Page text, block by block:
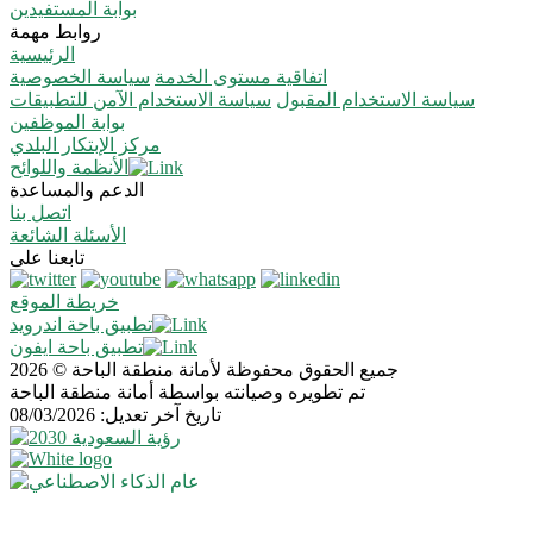
بوابة المستفيدين
روابط مهمة
الرئيسية
سياسة الخصوصية اتفاقية مستوى الخدمة
سياسة الاستخدام الآمن للتطبيقات سياسة الاستخدام المقبول
بوابة الموظفين
مركز الإبتكار البلدي
الأنظمة واللوائح
الدعم والمساعدة
اتصل بنا
الأسئلة الشائعة
تابعنا على
خريطة الموقع
تطبيق باحة اندرويد
تطبيق باحة ايفون
جميع الحقوق محفوظة لأمانة منطقة الباحة © 2026
تم تطويره وصيانته بواسطة أمانة منطقة الباحة
تاريخ آخر تعديل: 08/03/2026